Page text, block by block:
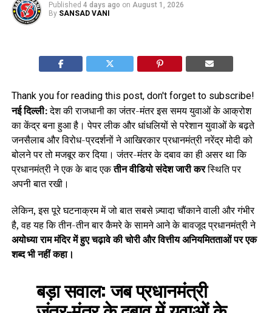
Published 4 days ago on August 1, 2026
By SANSAD VANI
Thank you for reading this post, don't forget to subscribe!
नई दिल्ली:देश की राजधानी का जंतर-मंतर इस समय युवाओं के आक्रोश
का केंद्र बना हुआ है। पेपर लीक और धांधलियों से परेशान युवाओं के बढ़ते
जनसैलाब और विरोध-प्रदर्शनों ने आखिरकार प्रधानमंत्री नरेंद्र मोदी को
बोलने पर तो मजबूर कर दिया। जंतर-मंतर के दबाव का ही असर था कि
प्रधानमंत्री ने एक के बाद एकतीन वीडियो संदेश जारी करस्थिति पर
अपनी बात रखी।
लेकिन, इस पूरे घटनाक्रम में जो बात सबसे ज़्यादा चौंकाने वाली और गंभीर
है, वह यह कि तीन-तीन बार कैमरे के सामने आने के बावजूद प्रधानमंत्री ने
अयोध्या राम मंदिर में हुए चढ़ावे की चोरी और वित्तीय अनियमितताओं पर एक
शब्द भी नहीं कहा।
बड़ा सवाल:जब प्रधानमंत्री